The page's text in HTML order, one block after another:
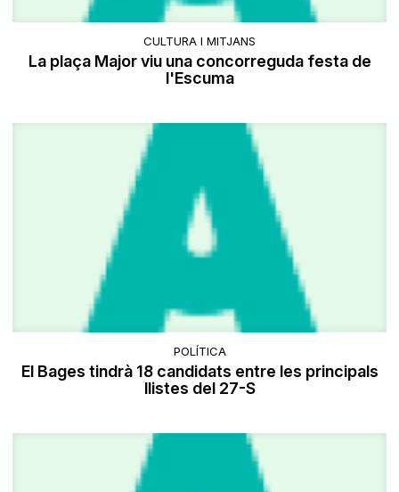
CULTURA I MITJANS
La plaça Major viu una concorreguda festa de
l'Escuma
POLÍTICA
El Bages tindrà 18 candidats entre les principals
llistes del 27-S